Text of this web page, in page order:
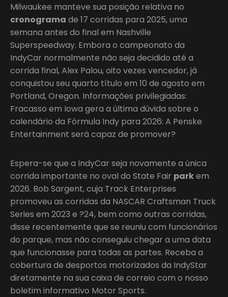
Milwaukee manteve sua posição relativa no
cronograma de 17 corridas para 2025, uma
semana antes do final em Nashville
Superspeedway. Embora o campeonato da
IndyCar normalmente não seja decidido até a
corrida final, Alex Palou, oito vezes vencedor, já
conquistou seu quarto título em 10 de agosto em
Portland, Oregon. Informações privilegiadas:
Fracasso em Iowa gera a última dúvida sobre o
calendário da Fórmula Indy para 2026: A Penske
Entertainment será capaz de promover?
Espera-se que a IndyCar seja novamente a única
corrida importante no oval do State Fair parkem
2026. Bob Sargent, cuja Track Enterprises
promoveu as corridas da NASCAR Craftsman Truck
Series em 2023 e ?24, bem como outras corridas,
disse recentemente que se reuniu com funcionários
do parque, mas não conseguiu chegar a uma data
que funcionasse para todas as partes. Receba a
cobertura de desportos motorizados da IndyStar
diretamente na sua caixa de correio com o nosso
boletim informativo Motor Sports.